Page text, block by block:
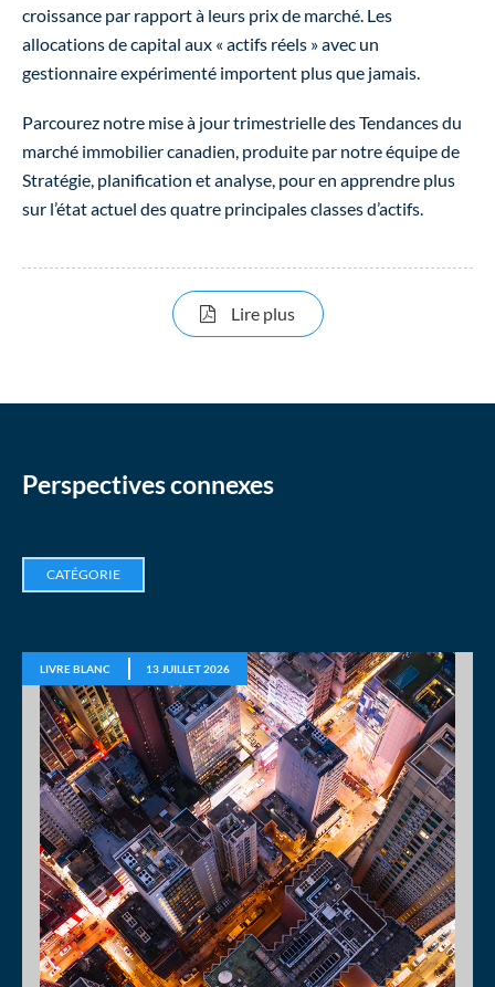
croissance par rapport à leurs prix de marché. Les
allocations de capital aux « actifs réels » avec un
gestionnaire expérimenté importent plus que jamais.
Parcourez notre mise à jour trimestrielle des Tendances du
marché immobilier canadien, produite par notre équipe de
Stratégie, planification et analyse, pour en apprendre plus
sur l’état actuel des quatre principales classes d’actifs.
Lire plussur Tendances du
Perspectives connexes
CATÉGORIE
LIVRE BLANC 13 JUILLET 2026